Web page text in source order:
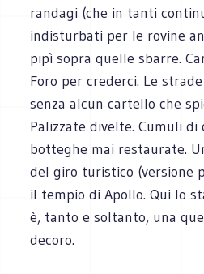
randagi (che in tanti
indisturbati per le rovine
pipì sopra quelle sbarre.
Foro per crederci. Le
senza alcun cartello che
Palizzate divelte. Cumuli di
botteghe mai restaurate.
del giro turistico (versione
il tempio di Apollo. Qui lo
è, tanto e soltanto, una
decoro.